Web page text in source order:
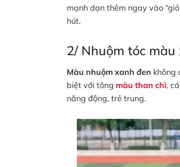
mạnh dạn thêm ngay vào
hút.
2/ Nhuộm tóc
Màu nhuộm xanh đen không
biệt với tông màu than chì,
năng động, trẻ trung.